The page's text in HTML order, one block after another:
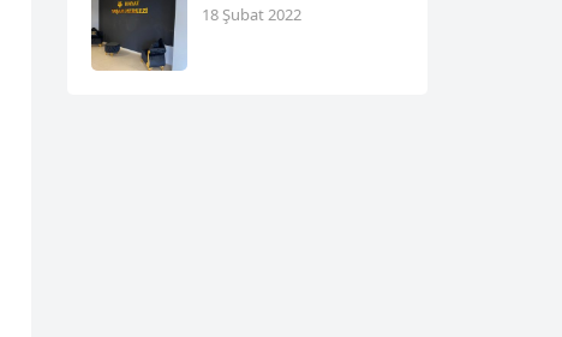
18 Şubat 2022